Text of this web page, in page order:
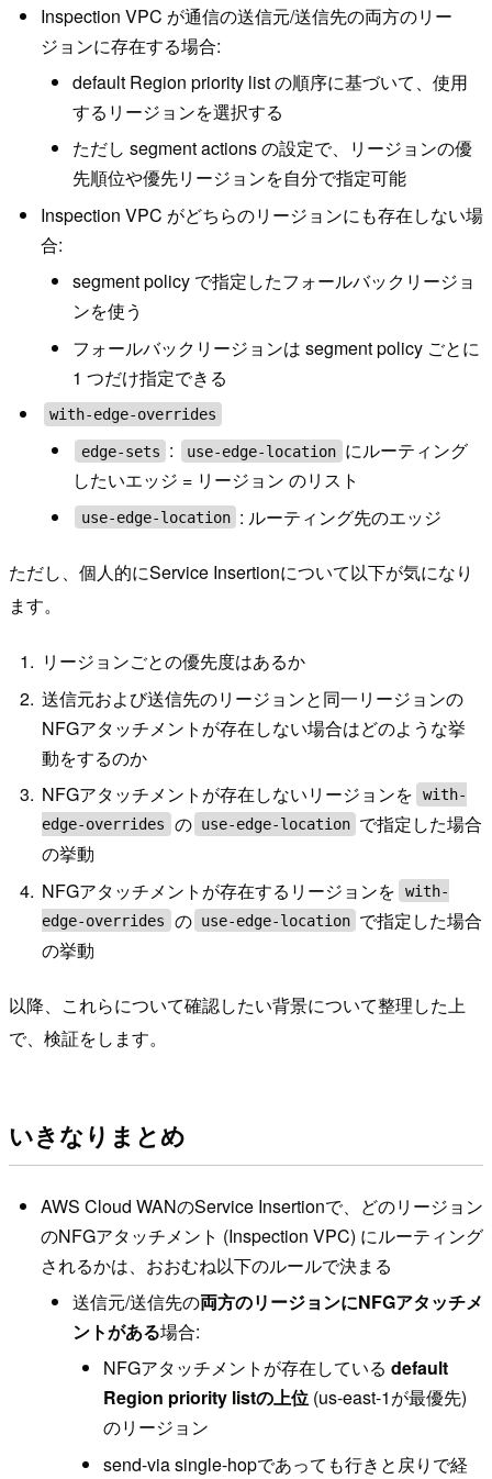
Inspection VPC が通信の送信元/送信先の両方のリー
ジョンに存在する場合:
default Region priority list の順序に基づいて、使用
するリージョンを選択する
ただし segment actions の設定で、リージョンの優
先順位や優先リージョンを自分で指定可能
Inspection VPC がどちらのリージョンにも存在しない場
合:
segment policy で指定したフォールバックリージョ
ンを使う
フォールバックリージョンは segment policy ごとに
1 つだけ指定できる
with-edge-overrides
edge-sets : use-edge-location にルーティング
したいエッジ = リージョン のリスト
use-edge-location : ルーティング先のエッジ
ただし、個人的にService Insertionについて以下が気になり
ます。
リージョンごとの優先度はあるか
送信元および送信先のリージョンと同一リージョンの
NFGアタッチメントが存在しない場合はどのような挙
動をするのか
NFGアタッチメントが存在しないリージョンを
with-
edge-overrides
の use-edge-location で指定した場合
の挙動
NFGアタッチメントが存在するリージョンを
with-
edge-overrides
の use-edge-location で指定した場合
の挙動
以降、これらについて確認したい背景について整理した上
で、検証をします。
いきなりまとめ
AWS Cloud WANのService Insertionで、どのリージョン
のNFGアタッチメント (Inspection VPC) にルーティング
されるかは、おおむね以下のルールで決まる
送信元/送信先の両方のリージョンにNFGアタッチメ
ントがある場合:
NFGアタッチメントが存在しているdefault
Region priority listの上位 (us-east-1が最優先)
のリージョン
send-via single-hopであっても行きと戻りで経